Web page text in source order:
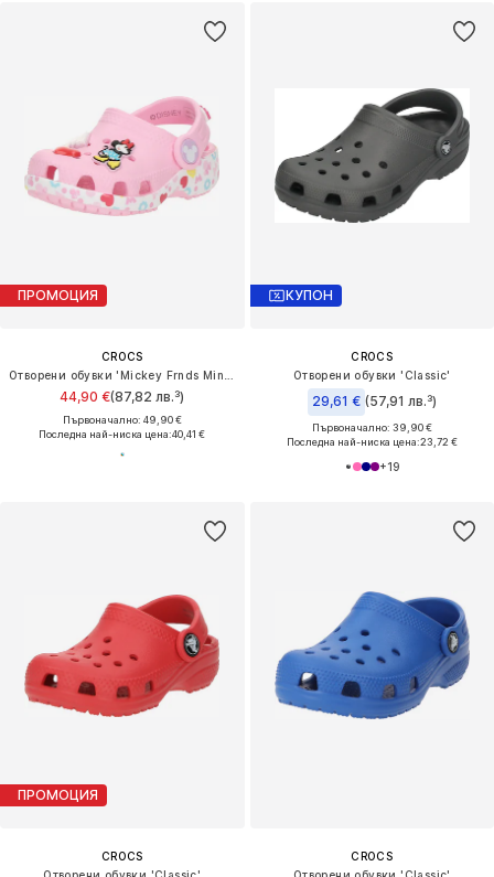
ПРОМОЦИЯ
CROCS
44,90 €(87,82 лв.³)
Първоначално: 49,90 €
Последна най-ниска цена:40,41 €
КУПОН
CROCS
Отворени обувки 'Classic'
29,61 € (57,91 лв.³)
Първоначално: 39,90 €
Последна най-ниска цена:23,72 €
+19
ПРОМОЦИЯ
CROCS
CROCS